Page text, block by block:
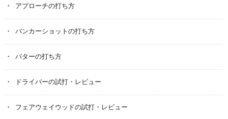
アプローチの打ち方
バンカーショットの打ち方
パターの打ち方
ドライバーの試打・レビュー
フェアウェイウッドの試打・レビュー